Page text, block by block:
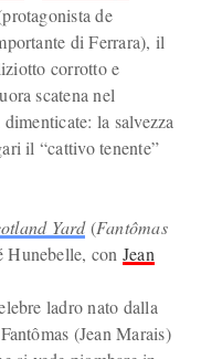
de
di Ferrara), il
corrotto e
scatena nel
la salvezza
il “cattivo tenente”
Yard(Fantômas
con Jean
ladro nato dalla
(Jean Marais)